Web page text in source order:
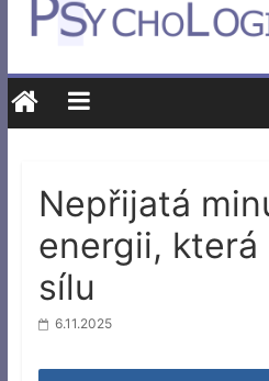
Nepřijatá
energii, která
sílu
6.11.2025